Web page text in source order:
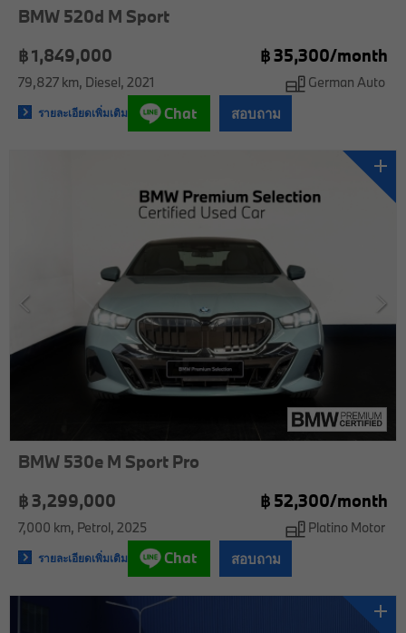
BMW 520d M Sport
฿ 1,849,000
฿35,300/month
79,827 km Diesel 2021 German Auto
รายละเอียดเพิ่มเติม Chat สอบถาม
BMW 530e M Sport Pro
฿ 3,299,000
฿ 52,300/month
7,000 km Petrol 2025 Platino Motor
รายละเอียดเพิ่มเติม Chat สอบถาม